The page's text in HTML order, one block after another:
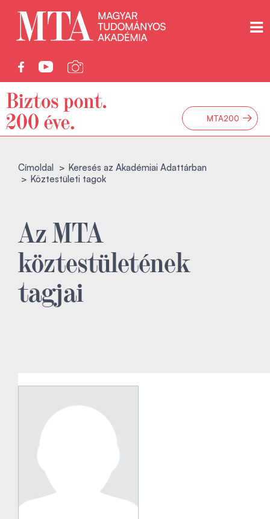
MTA200 →
Címoldal
Keresés az Akadémiai Adattárban
Köztestületi tagok
Az MTA
köztestületének
tagjai